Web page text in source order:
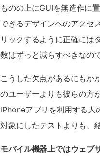
ものの上にGUIを無造作に
できるデザインへのアクセ
リックするように正確には
数はずっと減らすべきなの
こうした欠点があるにもか
のユーザーよりも彼らの方
iPhoneアプリを利用する人
対象にしたテストよりも、
モバイル機器上ではウェブ